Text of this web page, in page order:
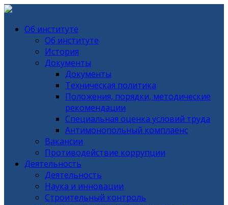
Об институте
Об институте
История
Документы
Документы
Техническая политика
Положения, порядки, методические
рекомендации
Специальная оценка условий труда
Антимонопольный комплаенс
Вакансии
Противодействие коррупции
Деятельность
Деятельность
Наука и инновации
Строительный контроль